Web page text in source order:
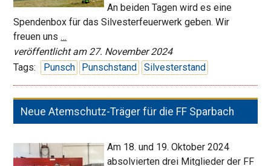
An beiden Tagen wird es eine
Spendenbox für das Silvesterfeuerwerk geben. Wir
freuen uns…
der
FF
veröffentlicht am 27. November 2024
Tags:
Punsch Punschstand Silvesterstand
Neue Atemschutz-Träger für die FF Sparbach
Am 18. und 19. Oktober 2024
absolvierten drei Mitglieder der FF